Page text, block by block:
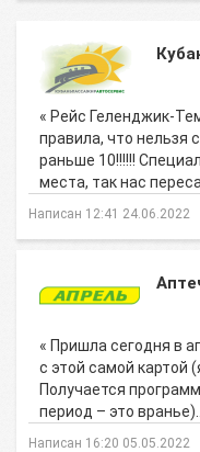
« Рейс Геленджик-
правила, что нельзя
раньше 10!!!!!!
места, так нас
Написан 12:41 24.06.2022
« Пришла сегодня в
с этой самой картой
Получается
период – это
Написан 16:20 05.05.2022